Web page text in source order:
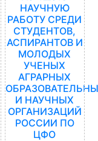
НАУЧНУЮ
РАБОТУ СРЕДИ
СТУДЕНТОВ,
АСПИРАНТОВ И
МОЛОДЫХ
УЧЕНЫХ
АГРАРНЫХ
И НАУЧНЫХ
ОРГАНИЗАЦИЙ
РОССИИ ПО
ЦФО